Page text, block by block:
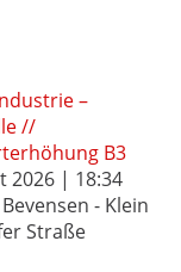
–
//
B3
2026 | 18:34
- Klein
Straße